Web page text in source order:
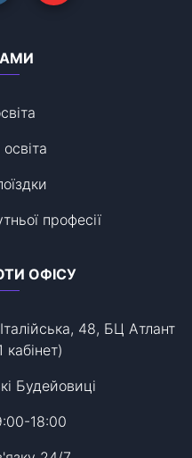
професії
ОФІСУ
48, БЦ Атлант
Будейовиці
18:00